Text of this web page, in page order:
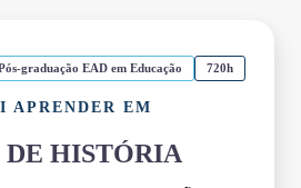
graduação EAD em Educação 720h
APRENDER EM
DE HISTÓRIA